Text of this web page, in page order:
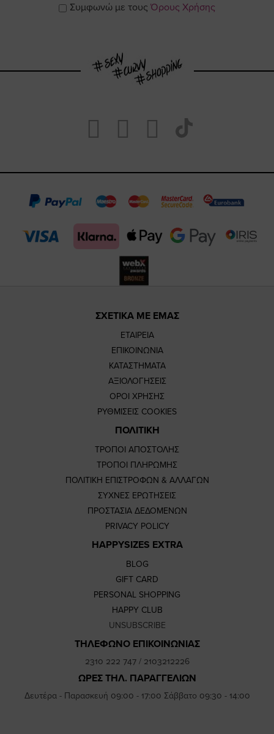
Συμφωνώ με τους Όρους Χρήσης
Visit
https://
page
Visit
https://
page
Visit
https://
page
our
TikTok
page
ΣΧΕΤΙΚΑ ΜΕ ΕΜΑΣ
ΕΤΑΙΡΕΙΑ
ΕΠΙΚΟΙΝΩΝΙΑ
ΚΑΤΑΣΤΗΜΑΤΑ
ΑΞΙΟΛΟΓΗΣΕΙΣ
ΟΡΟΙ ΧΡΗΣΗΣ
ΡΥΘΜΙΣΕΙΣ COOKIES
ΠΟΛΙΤΙΚΗ
ΤΡΟΠΟΙ ΑΠΟΣΤΟΛΗΣ
ΤΡΟΠΟΙ ΠΛΗΡΩΜΗΣ
ΠΟΛΙΤΙΚΗ ΕΠΙΣΤΡΟΦΩΝ & ΑΛΛΑΓΩΝ
ΣΥΧΝΕΣ ΕΡΩΤΗΣΕΙΣ
ΠΡΟΣΤΑΣΙΑ ΔΕΔΟΜΕΝΩΝ
PRIVACY POLICY
HAPPYSIZES EXTRA
BLOG
GIFT CARD
PERSONAL SHOPPING
HAPPY CLUB
UNSUBSCRIBE
ΤΗΛΕΦΩΝΟ ΕΠΙΚΟΙΝΩΝΙΑΣ
2310 222 747/ 2103212226
ΩΡΕΣ ΤΗΛ. ΠΑΡΑΓΓΕΛΙΩΝ
Δευτέρα - Παρασκευή 09:00 - 17:00 Σάββατο 09:30 - 14:00